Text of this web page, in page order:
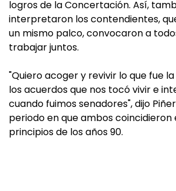
logros de la Concertación. Así,
interpretaron los contendientes,
un mismo palco, convocaron a
trabajar juntos.
"Quiero acoger y revivir lo que fue
los acuerdos que nos tocó vivir e
cuando fuimos senadores", dijo
periodo en que ambos coincidieron
principios de los años 90.